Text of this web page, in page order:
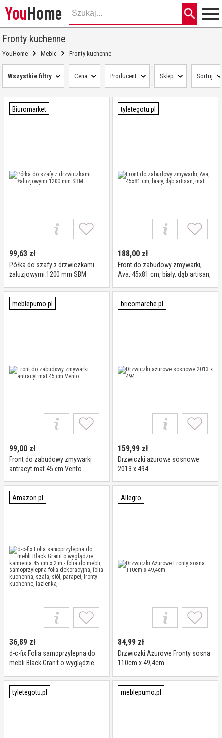
YouHome
Fronty kuchenne
YouHome Meble Fronty kuchenne
Wszystkie filtry Cena Producent Sklep Sortuj
Biuromarket
99,63 zł
Półka do szafy z drzwiczkami
żaluzjowymi 1200 mm SBM
tyletegotu.pl
188,00 zł
Front do zabudowy zmywarki,
Ava, 45x81 cm, biały, dąb artisan,
meblepumo.pl
99,00 zł
Front do zabudowy zmywarki
antracyt mat 45 cm Vento
bricomarche.pl
159,99 zł
Drzwiczki ażurowe sosnowe
2013 x 494
Amazon.pl
36,89 zł
d-c-fix Folia samoprzylepna do
mebli Black Granit o wyglądzie
mebli, samoprzylepna folia
dekoracyjna, folia kuchenna,
szafa, stół, parapet, fronty
Allegro
84,99 zł
Drzwiczki Ażurowe Fronty sosna
110cm x 49,4cm
tyletegotu.pl meblepumo.pl